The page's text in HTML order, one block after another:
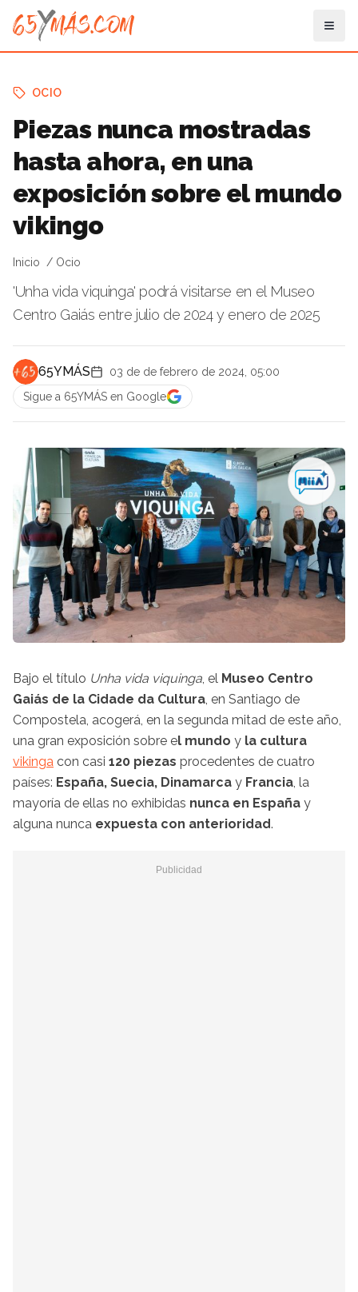
OCIO
Piezas nunca mostradas
hasta ahora, en una
exposición sobre el mundo
vikingo
Inicio Ocio
'Unha vida viquinga' podrá visitarse en el Museo
Centro Gaiás entre julio de 2024 y enero de 2025
65YMÁS
03 de de febrero de 2024, 05:00
Sigue a 65YMÁS en Google
Bajo el título Unha vida viquinga, el Museo Centro
Gaiás de la Cidade da Cultura, en Santiago de
Compostela, acogerá, en la segunda mitad de este año,
una gran exposición sobre el mundo y la cultura
vikinga con casi 120 piezas procedentes de cuatro
países: España, Suecia, Dinamarca y Francia, la
mayoría de ellas no exhibidas nunca en España y
alguna nunca expuesta con anterioridad.